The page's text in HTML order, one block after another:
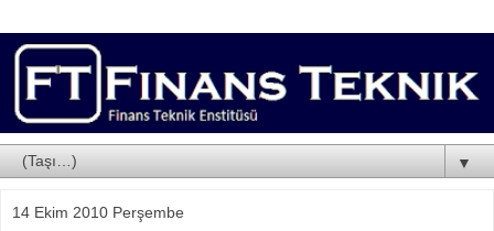
▼
14 Ekim 2010 Perşembe